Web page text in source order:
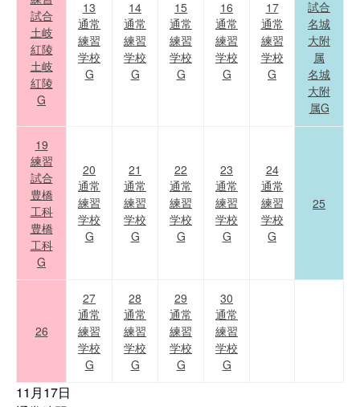
試合
土岐
紅陵
土岐
紅陵
G
13
通常
練習
学校
G
14
通常
練習
学校
G
15
通常
練習
学校
G
16
通常
練習
学校
G
17
通常
練習
学校
G
試合
名城
大附
属
名城
大附
属G
19
練習
試合
豊橋
工科
豊橋
工科
G
20
通常
練習
学校
G
21
通常
練習
学校
G
22
通常
練習
学校
G
23
通常
練習
学校
G
24
通常
練習
学校
G
25
26
27
通常
練習
学校
G
28
通常
練習
学校
G
29
通常
練習
学校
G
30
通常
練習
学校
G
11月17日